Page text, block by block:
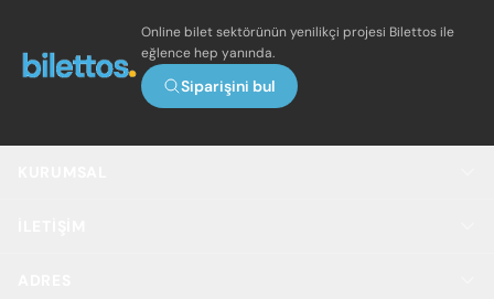
Online bilet sektörünün yenilikçi projesi Bilettos ile
eğlence hep yanında.
Siparişini bul